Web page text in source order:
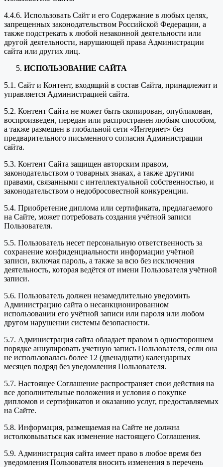
4.4.6. Использовать Сайт и его Содержание в любых целях,
запрещенных законодательством Российской Федерации, а
также подстрекать к любой незаконной деятельности или
другой деятельности, нарушающей права Администрации
сайта или других лиц.
ИСПОЛЬЗОВАНИЕ САЙТА
5.1. Сайт и Контент, входящий в состав Сайта, принадлежит и
управляется Администрацией сайта.
5.2. Контент Сайта не может быть скопирован, опубликован,
воспроизведен, передан или распространен любым способом,
а также размещен в глобальной сети «Интернет» без
предварительного письменного согласия Администрации
сайта.
5.3. Контент Сайта защищен авторским правом,
законодательством о товарных знаках, а также другими
правами, связанными с интеллектуальной собственностью, и
законодательством о недобросовестной конкуренции.
5.4. Приобретение диплома или сертификата, предлагаемого
на Сайте, может потребовать создания учётной записи
Пользователя.
5.5. Пользователь несет персональную ответственность за
сохранение конфиденциальности информации учётной
записи, включая пароль, а также за всю без исключения
деятельность, которая ведётся от имени Пользователя учётной
записи.
5.6. Пользователь должен незамедлительно уведомить
Администрацию сайта о несанкционированном
использовании его учётной записи или пароля или любом
другом нарушении системы безопасности.
5.7. Администрация сайта обладает правом в одностороннем
порядке аннулировать учетную запись Пользователя, если она
не использовалась более 12 (двенадцати) календарных
месяцев подряд без уведомления Пользователя.
5.7. Настоящее Соглашение распространяет свои действия на
все дополнительные положения и условия о покупке
дипломов и сертификатов и оказанию услуг, предоставляемых
на Сайте.
5.8. Информация, размещаемая на Сайте не должна
истолковываться как изменение настоящего Соглашения.
5.9. Администрация сайта имеет право в любое время без
уведомления Пользователя вносить изменения в перечень